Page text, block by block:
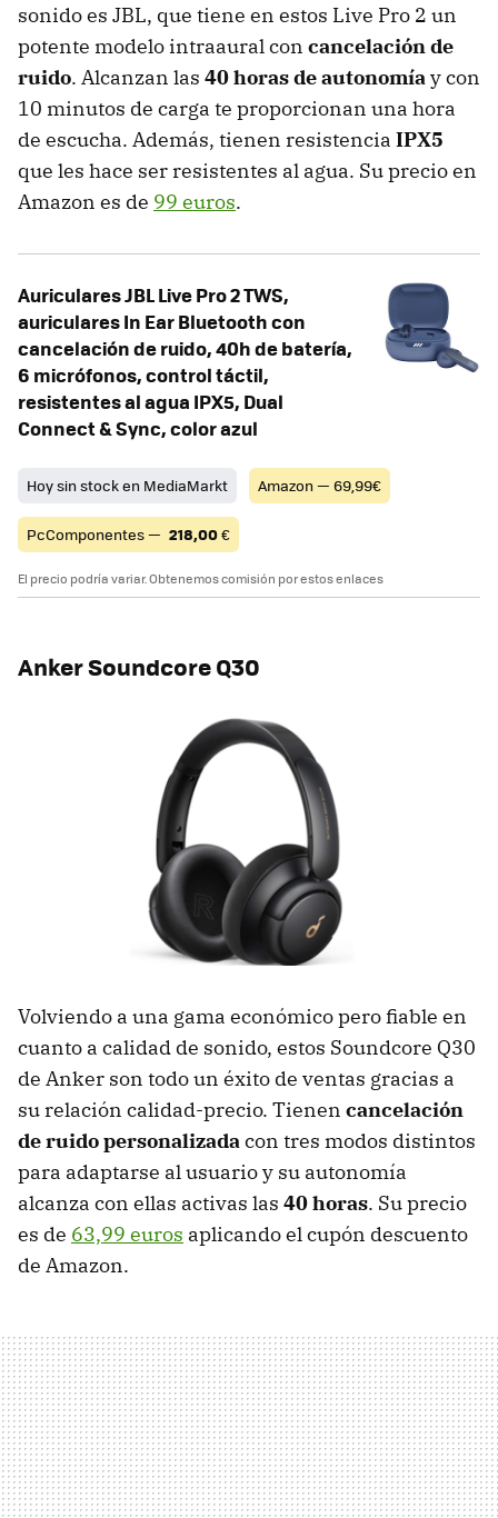
sonido es JBL, que tiene en estos Live Pro 2 un
potente modelo intraaural con cancelación de
ruido. Alcanzan las 40 horas de autonomíay con
10 minutos de carga te proporcionan una hora
de escucha. Además, tienen resistencia IPX5
que les hace ser resistentes al agua. Su precio en
Amazon es de 99 euros.
Auriculares JBL Live Pro 2 TWS,
auriculares In Ear Bluetooth con
cancelación de ruido, 40h de batería,
6 micrófonos, control táctil,
resistentes al agua IPX5, Dual
Connect & Sync, color azul
Hoy sin stock en MediaMarkt Amazon — 69,99€
PcComponentes — 218,00€
El precio podría variar. Obtenemos comisión por estos enlaces
Anker Soundcore Q30
Volviendo a una gama económico pero fiable en
cuanto a calidad de sonido, estos Soundcore Q30
de Anker son todo un éxito de ventas gracias a
su relación calidad-precio. Tienen cancelación
de ruido personalizada con tres modos distintos
para adaptarse al usuario y su autonomía
alcanza con ellas activas las 40 horas. Su precio
es de 63,99 euros aplicando el cupón descuento
de Amazon.